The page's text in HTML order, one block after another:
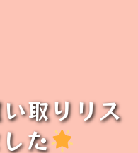
取りリス
た